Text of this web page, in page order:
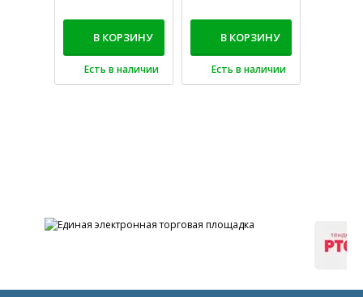
В КОРЗИНУ
Есть в наличии
В КОРЗИНУ
Есть в наличии